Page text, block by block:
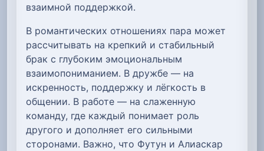
взаимной поддержкой.
В романтических отношениях пара может
рассчитывать на крепкий и стабильный
брак с глубоким эмоциональным
взаимопониманием. В дружбе — на
искренность, поддержку и лёгкость в
общении. В работе — на слаженную
команду, где каждый понимает роль
другого и дополняет его сильными
сторонами. Важно, что Футун и Алиаскар